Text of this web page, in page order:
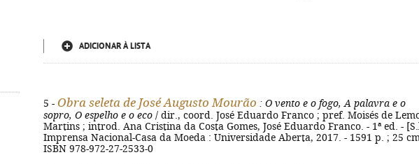
ADICIONAR À LISTA
5 - Obra seleta de José Augusto Mourão : O vento e o fogo, A palavra e o
sopro, O espelho e o eco / dir., coord. José Eduardo Franco ; pref. Moisés de
Martins ; introd. Ana Cristina da Costa Gomes, José Eduardo Franco. - 1ª ed. -
Imprensa Nacional-Casa da Moeda : Universidade Aberta, 2017. - 1591 p. ; 25
ISBN 978-972-27-2533-0